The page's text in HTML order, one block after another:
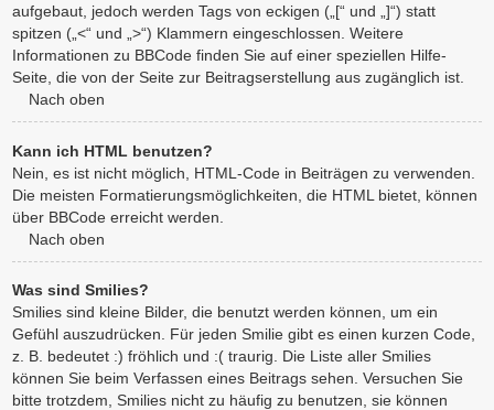
aufgebaut, jedoch werden Tags von eckigen („[“ und „]“) statt
spitzen („<“ und „>“) Klammern eingeschlossen. Weitere
Informationen zu BBCode finden Sie auf einer speziellen Hilfe-
Seite, die von der Seite zur Beitragserstellung aus zugänglich ist.
Nach oben
Kann ich HTML benutzen?
Nein, es ist nicht möglich, HTML-Code in Beiträgen zu verwenden.
Die meisten Formatierungsmöglichkeiten, die HTML bietet, können
über BBCode erreicht werden.
Nach oben
Was sind Smilies?
Smilies sind kleine Bilder, die benutzt werden können, um ein
Gefühl auszudrücken. Für jeden Smilie gibt es einen kurzen Code,
z. B. bedeutet :) fröhlich und :( traurig. Die Liste aller Smilies
können Sie beim Verfassen eines Beitrags sehen. Versuchen Sie
bitte trotzdem, Smilies nicht zu häufig zu benutzen, sie können